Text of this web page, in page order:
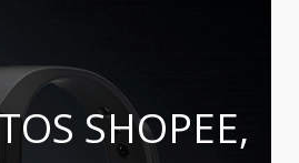
SHOPEE,